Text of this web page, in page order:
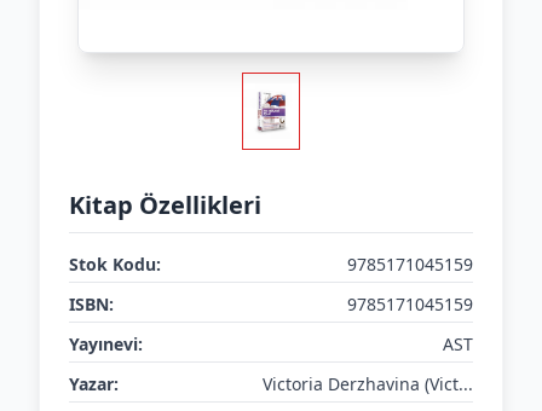
Kitap Özellikleri
Stok Kodu:
9785171045159
ISBN:
9785171045159
Yayınevi:
AST
Yazar:
Victoria Derzhavina (Vict...